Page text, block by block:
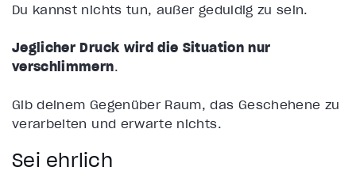
Du kannst nichts tun, außer geduldig zu sein.
Jeglicher Druck wird die Situation nur
verschlimmern.
Gib deinem Gegenüber Raum, das Geschehene zu
verarbeiten und erwarte nichts.
Sei ehrlich